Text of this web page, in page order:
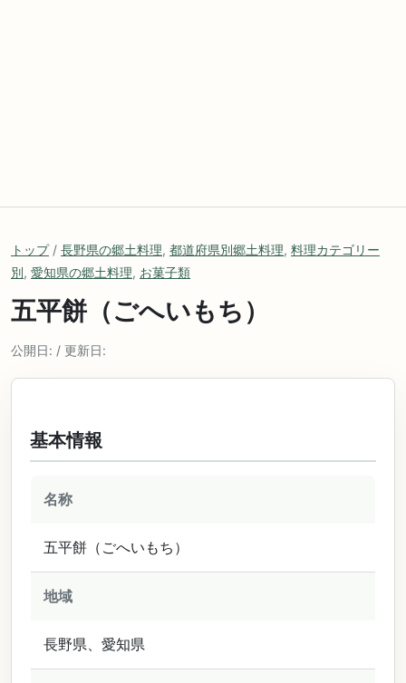
トップ/ 長野県の郷土料理, 都道府県別郷土料理, 料理カテゴリー
別, 愛知県の郷土料理, お菓子類
五平餅（ごへいもち）
公開日: / 更新日:
基本情報
名称
五平餅（ごへいもち）
地域
長野県、愛知県